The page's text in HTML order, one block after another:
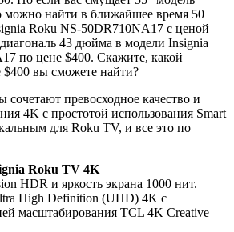
можно найти в ближайшее время 50
Roku NS-50DR710NA17 с ценой
43 дюйма в модели Insignia
по цене $400. Скажите, какой
$400 вы сможете найти?
сочетают превосходное качество и
4K с простотой использования Smart
для Roku TV, и все это по
Roku TV 4K
HDR и яркость экрана 1000 нит.
High Definition (UHD) 4K с
масштабирования TCL 4K Creative